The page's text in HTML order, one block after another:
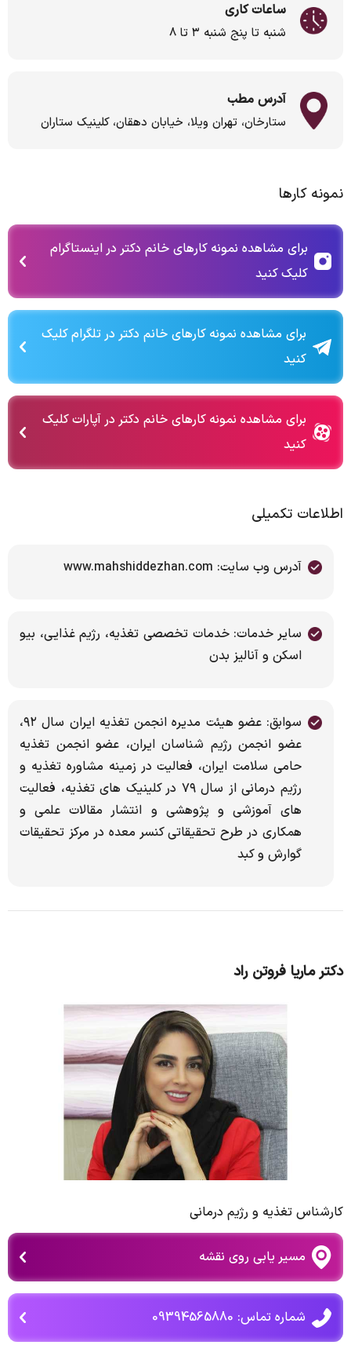
ساعات کاری
شنبه تا پنج شنبه ۳ تا ۸
آدرس مطب
ستارخان، تهران ویلا، خیابان دهقان، کلینیک ستاران
نمونه کارها
برای مشاهده نمونه کارهای خانم دکتر در اینستاگرام
کلیک کنید
برای مشاهده نمونه کارهای خانم دکتر در تلگرام کلیک
کنید
برای مشاهده نمونه کارهای خانم دکتر در آپارات کلیک
کنید
اطلاعات تکمیلی
آدرس وب سایت: www.mahshiddezhan.com
سایر خدمات: خدمات تخصصی تغذیه، رژیم غذایی، بیو
اسکن و آنالیز بدن
سوابق: عضو هیئت مدیره انجمن تغذیه ایران سال ۹۲،
عضو انجمن رژیم شناسان ایران، عضو انجمن تغذیه
حامی سلامت ایران، فعالیت در زمینه مشاوره تغذیه و
رژیم درمانی از سال ۷۹ در کلینیک های تغذیه، فعالیت
های آموزشی و پژوهشی و انتشار مقالات علمی و
همکاری در طرح تحقیقاتی کنسر معده در مرکز تحقیقات
گوارش و کبد
دکتر ماریا فروتن راد
کارشناس تغذیه و رژیم درمانی
مسیر یابی روی نقشه
شماره تماس: 09394565880